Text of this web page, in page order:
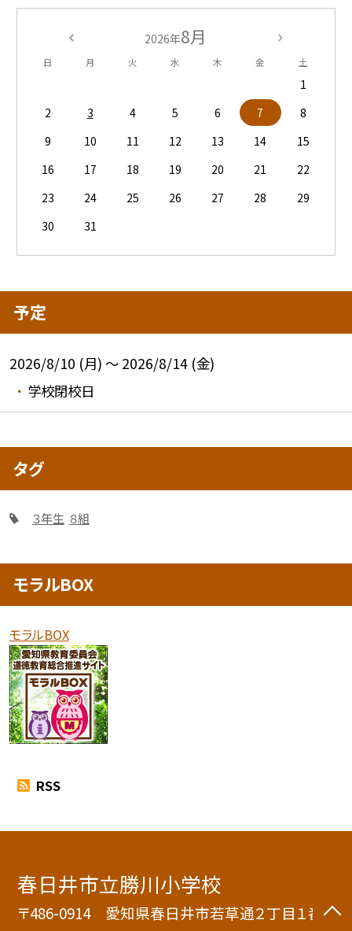
2026年8月
日 月 火 水 木 金 土
1
2
3 4 5 6 7
8
9
10 11 12 13 14
15
16
17 18 19 20 21
22
23
24 25 26 27 28
29
30
31
予定
2026/8/10 (月) ～ 2026/8/14 (金)
学校閉校日
タグ
３年生 ８組
モラルBOX
モラルBOX
RSS
春日井市立勝川小学校
〒486-0914 愛知県春日井市若草通２丁目１番